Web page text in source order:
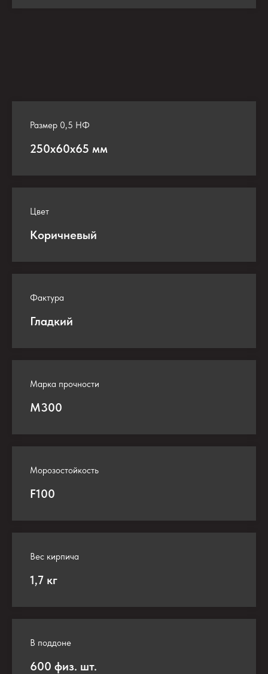
Размер 0,5 НФ
250х60х65 мм
Цвет
Коричневый
Фактура
Гладкий
Марка прочности
М300
Морозостойкость
F100
Вес кирпича
1,7 кг
В поддоне
600 физ. шт.